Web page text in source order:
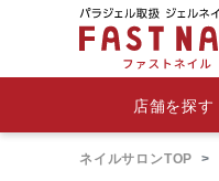
店舗を探す
ネイルサロンTOP